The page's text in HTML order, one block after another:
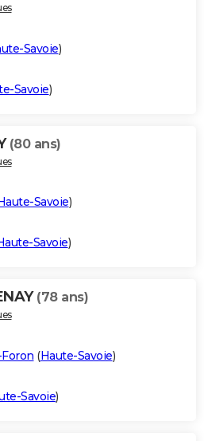
Savoie)
Savoie)
(80 ans)
Savoie)
Savoie)
(78 ans)
(Haute-Savoie)
Savoie)